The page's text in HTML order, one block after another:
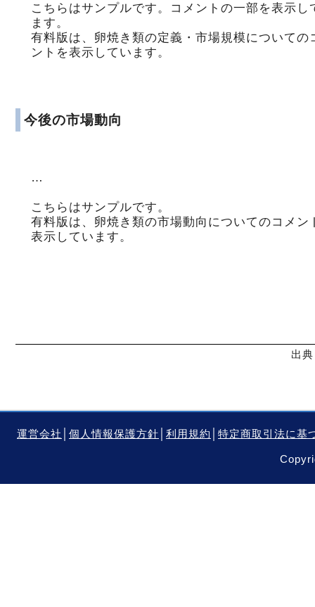
こちらはサンプルです。コメントの一部を表示し
ます。
有料版は、卵焼き類の定義・市場規模についての
ントを表示しています。
今後の市場動向
…
こちらはサンプルです。
有料版は、卵焼き類の市場動向についてのコメン
表示しています。
出
運営会社 個人情報保護方針 利用規約 特定商取引法に基